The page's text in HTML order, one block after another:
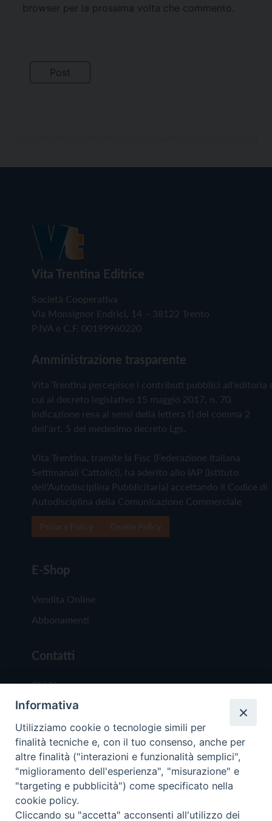
browser per la prossima volta che commento.
Vita Trentina Editrice
Società Cooperativa
Via Monsignor Endrici, 14 – 38122 Trento
P.IVA e C.F. 00199960220
Amministrazione trasparente
Vita Trentina percepisce i contributi pubblici all'editoria
cui al decreto legislativo 15 maggio 2017, n. 70.
Indicazione resa ai sensi della lettera f) del comma 2
dell'art. 5 del medesimo decreto Lgs.
Vita Trentina, tramite la Fisc (Federazione Italiana
Settimanali Cattolici), ha aderito allo IAP (Istituto
dell'Autodisciplina Pubblicitaria) accettando il Codice di
Autodisciplina della Comunicazione Commerciale
E-Shop
Vendita Online
Abbonamenti
Contatti
Chi Siamo
Redazione
Scrivici
Copyright © 2019 - Tutti i diritti riservati - Vita
Informativa
Utilizziamo cookie o tecnologie simili per
finalità tecniche e, con il tuo consenso, anche per
altre finalità ("interazioni e funzionalità semplici",
"miglioramento dell'esperienza", "misurazione" e
"targeting e pubblicità") come specificato nella
cookie policy.
Cliccando su "accetta" acconsenti all'utilizzo dei